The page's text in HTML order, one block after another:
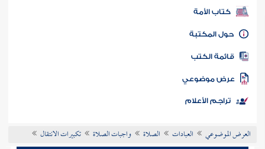
كتب PDF
كتاب الأمة
المكتبة
الكتب
موضوعي
تراجم الأعلام
العرض الموضوعي العبادات الصلاة واجبات الصلاة تكبيرات الانتقال